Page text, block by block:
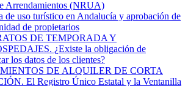
Arrendamientos (NRUA)
de uso turístico en Andalucía y aprobación de
de propietarios
DE TEMPORADA Y
¿Existe la obligación de
los datos de los clientes?
DE ALQUILER DE CORTA
El Registro Único Estatal y la Ventanilla